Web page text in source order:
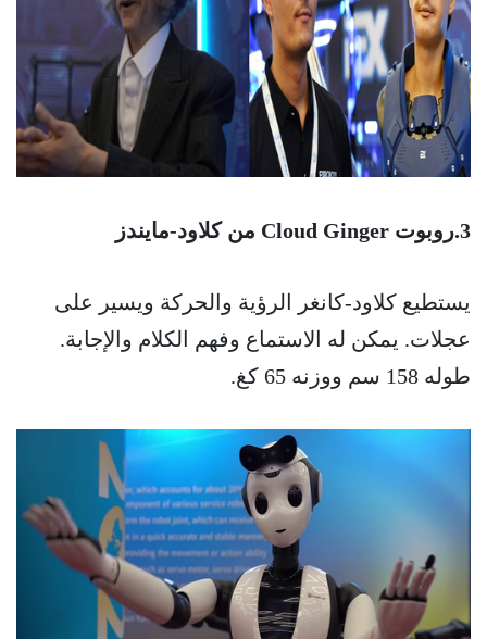
3.روبوت Cloud Ginger من كلاود-مايندز
يستطيع كلاود-كانغر الرؤية والحركة ويسير على
عجلات. يمكن له الاستماع وفهم الكلام والإجابة.
طوله 158 سم ووزنه 65 كغ.